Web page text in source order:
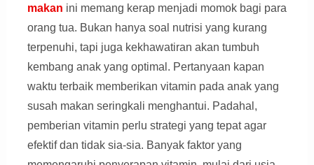
makan ini memang kerap menjadi momok bagi para
orang tua. Bukan hanya soal nutrisi yang kurang
terpenuhi, tapi juga kekhawatiran akan tumbuh
kembang anak yang optimal. Pertanyaan kapan
waktu terbaik memberikan vitamin pada anak yang
susah makan seringkali menghantui. Padahal,
pemberian vitamin perlu strategi yang tepat agar
efektif dan tidak sia-sia. Banyak faktor yang